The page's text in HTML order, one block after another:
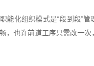
化组织模式是“段到段”
也许前道工序只需改一